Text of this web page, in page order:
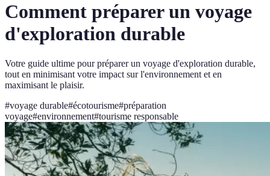
Comment préparer un voyage
d'exploration durable
Votre guide ultime pour préparer un voyage d'exploration durable,
tout en minimisant votre impact sur l'environnement et en
maximisant le plaisir.
#voyage durable#écotourisme#préparation
voyage#environnement#tourisme responsable